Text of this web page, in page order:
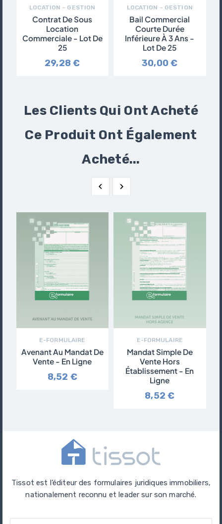
LOCATION – GESTION
Contrat De Sous
Location
Commerciale - Lot De
25
29,28 €
LOCATION – GESTION
Bail Commercial
Courte Durée
Inférieure À 3 Ans -
Lot De 25
30,00 €
Les Clients Qui Ont Acheté
Ce Produit Ont Également
Acheté...
 
E-FORMULAIRE
Avenant Au Mandat De
Vente - En Ligne
8,52 €
E-FORMULAIRE
Mandat Simple De
Vente Hors
Établissement - En
Ligne
8,52 €
Tissot est l’éditeur des formulaires juridiques immobiliers,
nationalement reconnu et leader sur son marché.